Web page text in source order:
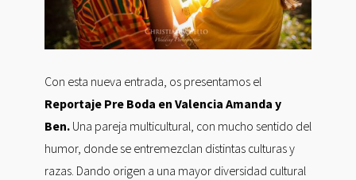
Con esta nueva entrada, os presentamos el
Reportaje Pre Boda en Valencia Amanda y
Ben.Una pareja multicultural, con mucho sentido del
humor, donde se entremezclan distintas culturas y
razas. Dando origen a una mayor diversidad cultural